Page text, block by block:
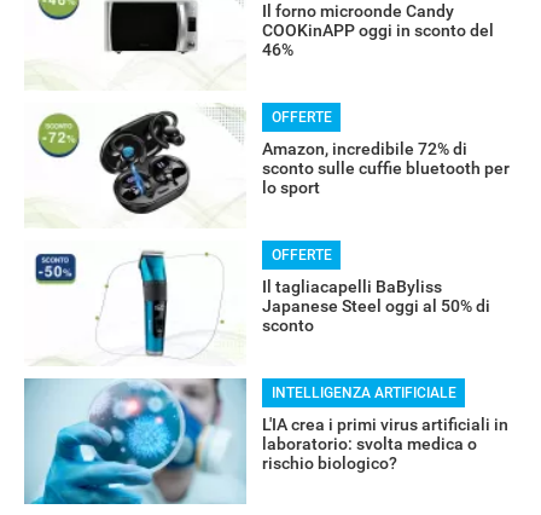
Il forno microonde Candy
COOKinAPP oggi in sconto del
46%
OFFERTE
Amazon, incredibile 72% di
sconto sulle cuffie bluetooth per
lo sport
OFFERTE
Il tagliacapelli BaByliss
Japanese Steel oggi al 50% di
sconto
INTELLIGENZA ARTIFICIALE
L'IA crea i primi virus artificiali in
laboratorio: svolta medica o
rischio biologico?